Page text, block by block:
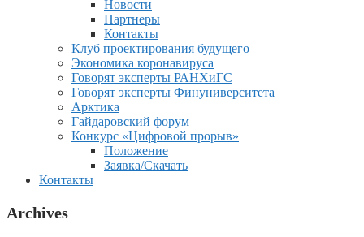
Новости
Партнеры
Контакты
Клуб проектирования будущего
Экономика коронавируса
Говорят эксперты РАНХиГС
Говорят эксперты Финуниверситета
Арктика
Гайдаровский форум
Конкурс «Цифровой прорыв»
Положение
Заявка/Скачать
Контакты
Archives